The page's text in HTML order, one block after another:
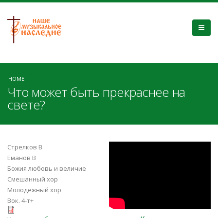
HOME
Что может быть прекраснее на
свете?
Стрелков В
Еманов В
Божия любовь и величие
Смешанный хор
Молодежный хор
Вок. 4-т+